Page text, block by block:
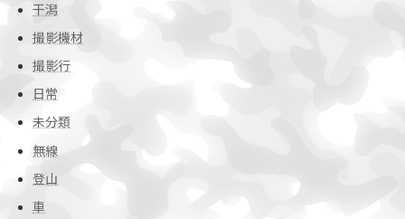
干潟
撮影機材
撮影行
日常
未分類
無線
登山
車